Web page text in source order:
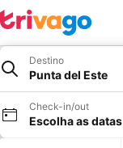
Destino
Punta del Este
Check-in/out
Escolha as datas